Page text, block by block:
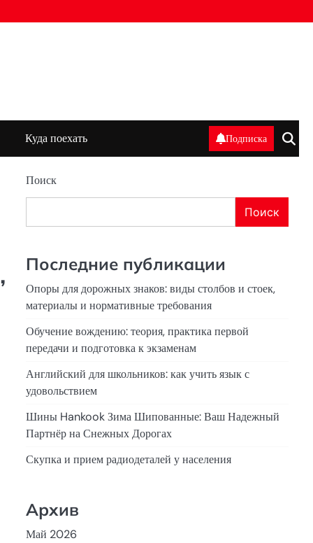
Куда поехать Подписка
Поиск
Поиск
Последние публикации
Опоры для дорожных знаков: виды столбов и стоек,
материалы и нормативные требования
Обучение вождению: теория, практика первой
передачи и подготовка к экзаменам
Английский для школьников: как учить язык с
удовольствием
Шины Hankook Зима Шипованные: Ваш Надежный
Партнёр на Снежных Дорогах
Скупка и прием радиодеталей у населения
Архив
Май 2026